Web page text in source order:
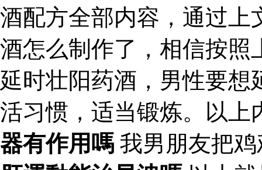
酒配方全部内容，通过上
酒怎么制作了，相信按照
延时壮阳药酒，男性要想
活习惯，适当锻炼。以上
器有作用嗎 我男朋友把